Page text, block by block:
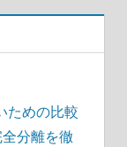
ための比較
分離を徹